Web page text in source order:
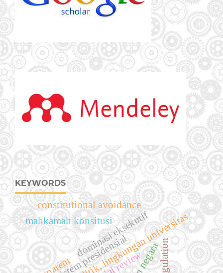
KEYWORDS
sistem presidensial
dominasi eksekutif
constitutional avoidance
mahkamah konsitusi